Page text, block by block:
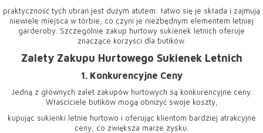
praktyczność tych ubrań jest dużym atutem: łatwo się je składa i zajmują
niewiele miejsca w torbie, co czyni je niezbędnym elementem letniej
garderoby. Szczególnie zakup hurtowy sukienek letnich oferuje
znaczące korzyści dla butików.
Zalety Zakupu Hurtowego Sukienek Letnich
1. Konkurencyjne Ceny
Jedną z głównych zalet zakupów hurtowych są konkurencyjne ceny.
Właściciele butików mogą obniżyć swoje koszty,
kupując sukienki letnie hurtowo i oferując klientom bardziej atrakcyjne
ceny, co zwiększa marże zysku.